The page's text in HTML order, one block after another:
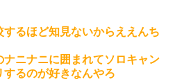
るほど知見ないからええんち
ニナニに囲まれてソロキャン
するのが好きなんやろ